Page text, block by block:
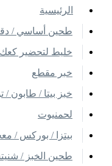
اﻟﺮﺋﻴﺴﻴﺔ
طحين أساسي /
خليط لتحضير كعك
خبر مقطع
خبز بيتا / طابون /
لحمنيوت
بيتزا / بوركس /
طحين الخبز /